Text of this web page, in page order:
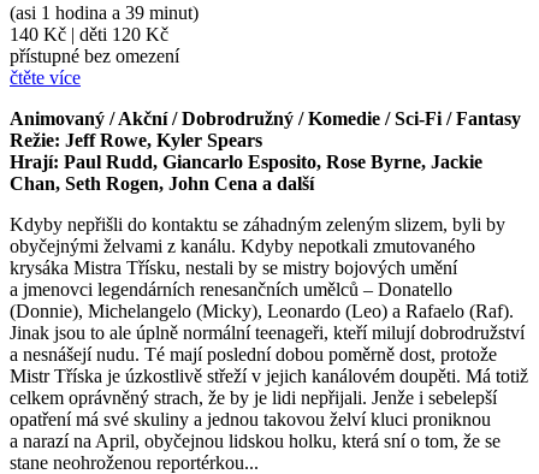
(asi 1 hodina a 39 minut)
140 Kč | děti 120 Kč
přístupné bez omezení
čtěte více
Animovaný / Akční / Dobrodružný / Komedie / Sci-Fi / Fantasy
Režie: Jeff Rowe, Kyler Spears
Hrají: Paul Rudd, Giancarlo Esposito, Rose Byrne, Jackie
Chan, Seth Rogen, John Cena a další
Kdyby nepřišli do kontaktu se záhadným zeleným slizem, byli by
obyčejnými želvami z kanálu. Kdyby nepotkali zmutovaného
krysáka Mistra Třísku, nestali by se mistry bojových umění
a jmenovci legendárních renesančních umělců – Donatello
(Donnie), Michelangelo (Micky), Leonardo (Leo) a Rafaelo (Raf).
Jinak jsou to ale úplně normální teenageři, kteří milují dobrodružství
a nesnášejí nudu. Té mají poslední dobou poměrně dost, protože
Mistr Tříska je úzkostlivě střeží v jejich kanálovém doupěti. Má totiž
celkem oprávněný strach, že by je lidi nepřijali. Jenže i sebelepší
opatření má své skuliny a jednou takovou želví kluci proniknou
a narazí na April, obyčejnou lidskou holku, která sní o tom, že se
stane neohroženou reportérkou...